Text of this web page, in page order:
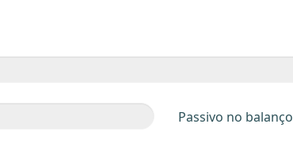
Passivo no balanço